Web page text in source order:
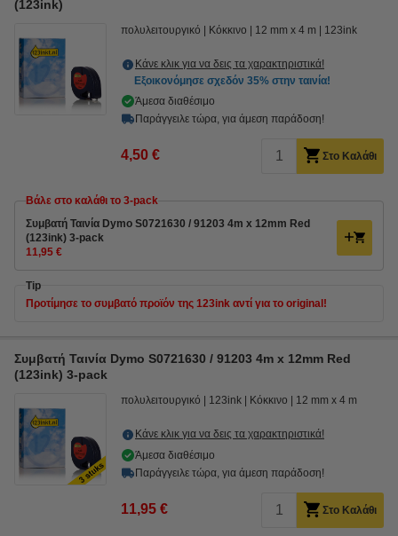
(123ink)
πολυλειτουργικό Κόκκινο 12 mm x 4 m 123ink
Κάνε κλικ για να δεις τα χαρακτηριστικά!
Εξοικονόμησε σχεδόν 35% στην ταινία!
Άμεσα διαθέσιμο
Παράγγειλε τώρα, για άμεση παράδοση!
4,50 € Στο Καλάθι
Βάλε στο καλάθι το 3-pack
Συμβατή Ταινία Dymo S0721630 / 91203 4m x 12mm Red
(123ink) 3-pack
11,95 €
Tip
Προτίμησε το συμβατό προϊόν της 123ink αντί για το original!
Συμβατή Ταινία Dymo S0721630 / 91203 4m x 12mm Red
(123ink) 3-pack
πολυλειτουργικό 123ink Κόκκινο 12 mm x 4 m
Κάνε κλικ για να δεις τα χαρακτηριστικά!
Άμεσα διαθέσιμο
Παράγγειλε τώρα, για άμεση παράδοση!
11,95 € Στο Καλάθι